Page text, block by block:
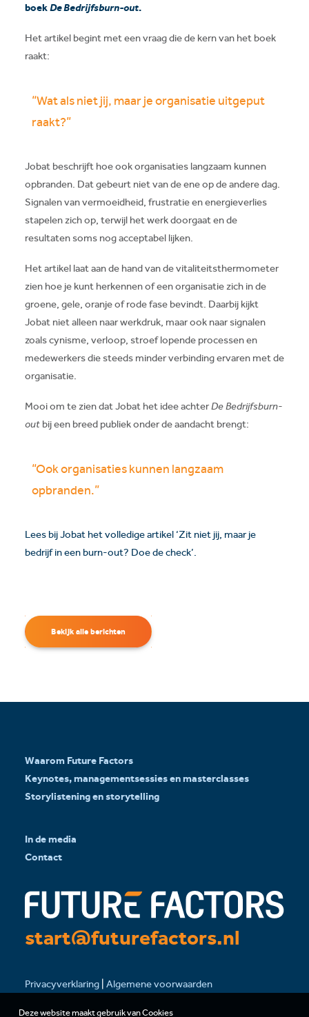
boekDe Bedrijfsburn-out.
Het artikel begint met een vraag die de kern van het boek
raakt:
“Wat als niet jij, maar je organisatie uitgeput
raakt?”
Jobat beschrijft hoe ook organisaties langzaam kunnen
opbranden. Dat gebeurt niet van de ene op de andere dag.
Signalen van vermoeidheid, frustratie en energieverlies
stapelen zich op, terwijl het werk doorgaat en de
resultaten soms nog acceptabel lijken.
Het artikel laat aan de hand van de vitaliteitsthermometer
zien hoe je kunt herkennen of een organisatie zich in de
groene, gele, oranje of rode fase bevindt. Daarbij kijkt
Jobat niet alleen naar werkdruk, maar ook naar signalen
zoals cynisme, verloop, stroef lopende processen en
medewerkers die steeds minder verbinding ervaren met de
organisatie.
Mooi om te zien dat Jobat het idee achterDe Bedrijfsburn-
out bij een breed publiek onder de aandacht brengt:
“Ook organisaties kunnen langzaam
opbranden.”
Lees bij Jobat het volledige artikel ‘Zit niet jij, maar je
bedrijf in een burn-out? Doe de check’.
Bekijk alle berichten
Waarom Future Factors
Keynotes, managementsessies en masterclasses
Storylistening en storytelling
In de media
Contact
start@futurefactors.nl
Privacyverklaring Algemene voorwaarden
Deze website maakt gebruik van Cookies